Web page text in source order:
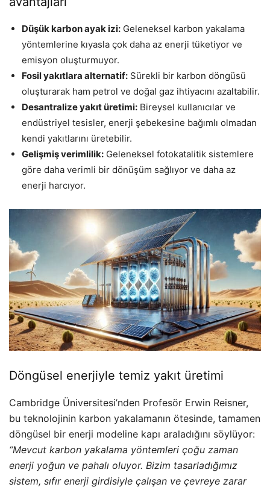
Düşük karbon ayak izi: Geleneksel karbon yakalama
yöntemlerine kıyasla çok daha az enerji tüketiyor ve
emisyon oluşturmuyor.
Fosil yakıtlara alternatif: Sürekli bir karbon döngüsü
oluşturarak ham petrol ve doğal gaz ihtiyacını azaltabilir.
Desantralize yakıt üretimi: Bireysel kullanıcılar ve
endüstriyel tesisler, enerji şebekesine bağımlı olmadan
kendi yakıtlarını üretebilir.
Gelişmiş verimlilik: Geleneksel fotokatalitik sistemlere
göre daha verimli bir dönüşüm sağlıyor ve daha az
enerji harcıyor.
Döngüsel enerjiyle temiz yakıt üretimi
Cambridge Üniversitesi’nden Profesör Erwin Reisner,
bu teknolojinin karbon yakalamanın ötesinde, tamamen
döngüsel bir enerji modeline kapı araladığını söylüyor:
“Mevcut karbon yakalama yöntemleri çoğu zaman
enerji yoğun ve pahalı oluyor. Bizim tasarladığımız
sistem, sıfır enerji girdisiyle çalışan ve çevreye zarar